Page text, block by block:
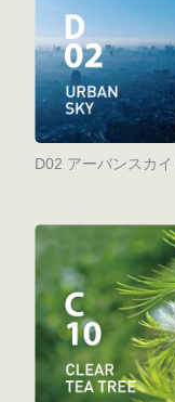
D02 アーバンスカ